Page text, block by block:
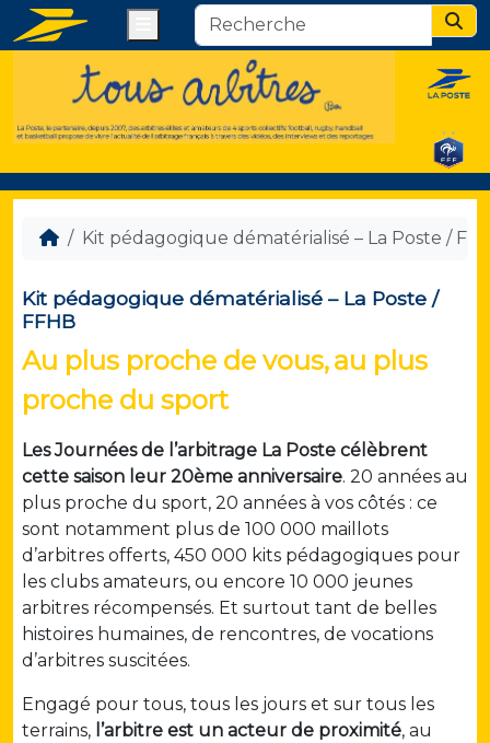
Kit pédagogique dématérialisé – La Poste /
Kit pédagogique dématérialisé – La Poste /
FFHB
Au plus proche de vous,au plus
proche du sport
Les Journées de l’arbitrage La Poste célèbrent
cette saison leur 20ème anniversaire. 20 années au
plus proche du sport, 20 années à vos côtés : ce
sont notamment plus de 100 000 maillots
d’arbitres offerts, 450 000 kits pédagogiques pour
les clubs amateurs, ou encore 10 000 jeunes
arbitres récompensés. Et surtout tant de belles
histoires humaines, de rencontres, de vocations
d’arbitres suscitées.
Engagé pour tous, tous les jours et sur tous les
terrains, l’arbitre est un acteur de proximité, au